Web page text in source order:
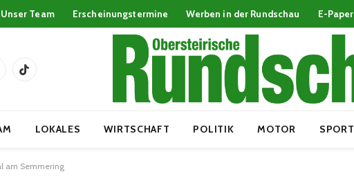
Unser Team Erscheinungstermine Werben in der Rundschau E-Paper
TikTok
LOKALES WIRTSCHAFT POLITIK MOTOR SPORT
am Semmering